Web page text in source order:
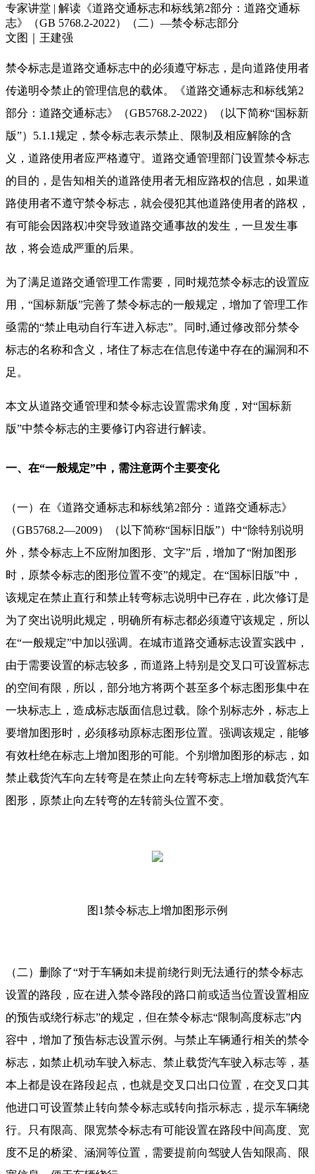
专家讲堂 | 解读《道路交通标志和标线第2部分：道路交通标
志》（GB 5768.2-2022）（二）—禁令标志部分
文图｜王建强
禁令标志是道路交通标志中的必须遵守标志，是向道路使用者
传递明令禁止的管理信息的载体。《道路交通标志和标线第2
部分：道路交通标志》（GB5768.2-2022）（以下简称“国标新
版”）5.1.1规定，禁令标志表示禁止、限制及相应解除的含
义，道路使用者应严格遵守。道路交通管理部门设置禁令标志
的目的，是告知相关的道路使用者无相应路权的信息，如果道
路使用者不遵守禁令标志，就会侵犯其他道路使用者的路权，
有可能会因路权冲突导致道路交通事故的发生，一旦发生事
故，将会造成严重的后果。
为了满足道路交通管理工作需要，同时规范禁令标志的设置应
用，“国标新版”完善了禁令标志的一般规定，增加了管理工作
亟需的“禁止电动自行车进入标志”。同时,通过修改部分禁令
标志的名称和含义，堵住了标志在信息传递中存在的漏洞和不
足。
本文从道路交通管理和禁令标志设置需求角度，对“国标新
版”中禁令标志的主要修订内容进行解读。
一、在“一般规定”中，需注意两个主要变化
（一）在《道路交通标志和标线第2部分：道路交通标志》
（GB5768.2—2009）（以下简称“国标旧版”）中“除特别说明
外，禁令标志上不应附加图形、文字”后，增加了“附加图形
时，原禁令标志的图形位置不变”的规定。在“国标旧版”中，
该规定在禁止直行和禁止转弯标志说明中已存在，此次修订是
为了突出说明此规定，明确所有标志都必须遵守该规定，所以
在“一般规定”中加以强调。在城市道路交通标志设置实践中，
由于需要设置的标志较多，而道路上特别是交叉口可设置标志
的空间有限，所以，部分地方将两个甚至多个标志图形集中在
一块标志上，造成标志版面信息过载。除个别标志外，标志上
要增加图形时，必须移动原标志图形位置。强调该规定，能够
有效杜绝在标志上增加图形的可能。个别增加图形的标志，如
禁止载货汽车向左转弯是在禁止向左转弯标志上增加载货汽车
图形，原禁止向左转弯的左转箭头位置不变。
图1禁令标志上增加图形示例
（二）删除了“对于车辆如未提前绕行则无法通行的禁令标志
设置的路段，应在进入禁令路段的路口前或适当位置设置相应
的预告或绕行标志”的规定，但在禁令标志“限制高度标志”内
容中，增加了预告标志设置示例。与禁止车辆通行相关的禁令
标志，如禁止机动车驶入标志、禁止载货汽车驶入标志等，基
本上都是设在路段起点，也就是交叉口出口位置，在交叉口其
他进口可设置禁止转向禁令标志或转向指示标志，提示车辆绕
行。只有限高、限宽禁令标志有可能设置在路段中间高度、宽
度不足的桥梁、涵洞等位置，需要提前向驾驶人告知限高、限